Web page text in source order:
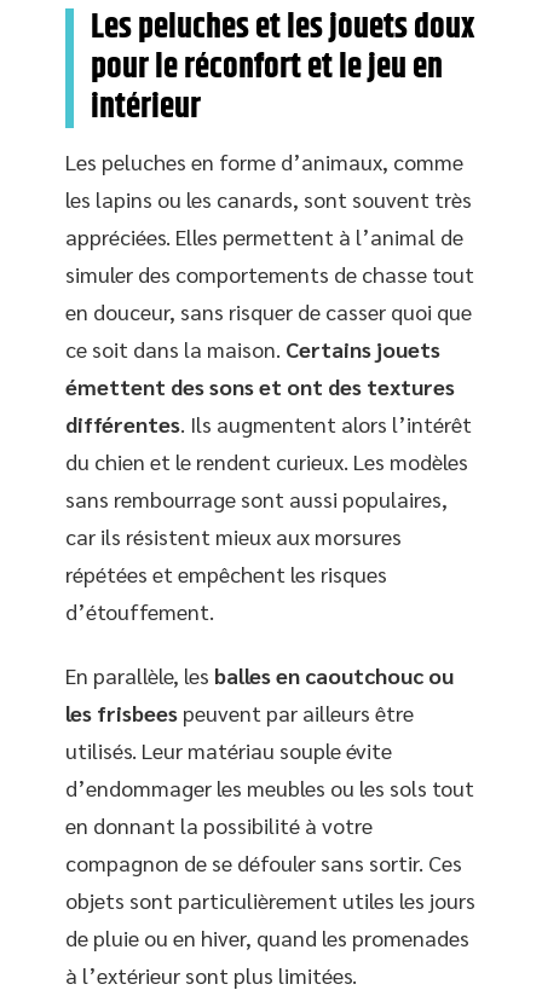
Les peluches et les jouets doux
pour le réconfort et le jeu en
intérieur
Les peluches en forme d’animaux, comme
les lapins ou les canards, sont souvent très
appréciées. Elles permettent à l’animal de
simuler des comportements de chasse tout
en douceur, sans risquer de casser quoi que
ce soit dans la maison. Certains jouets
émettent des sons et ont des textures
différentes . Ils augmentent alors l’intérêt
du chien et le rendent curieux. Les modèles
sans rembourrage sont aussi populaires,
car ils résistent mieux aux morsures
répétées et empêchent les risques
d’étouffement.
En parallèle, les balles en caoutchouc ou
les frisbees peuvent par ailleurs être
utilisés. Leur matériau souple évite
d’endommager les meubles ou les sols tout
en donnant la possibilité à votre
compagnon de se défouler sans sortir. Ces
objets sont particulièrement utiles les jours
de pluie ou en hiver, quand les promenades
à l’extérieur sont plus limitées.